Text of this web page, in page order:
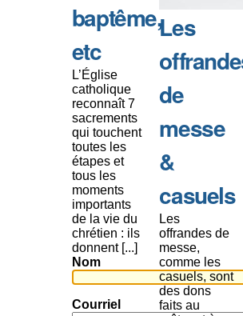
baptême,
etc
L’Église
catholique
reconnaît 7
sacrements
qui touchent
toutes les
étapes et
tous les
moments
importants
de la vie du
chrétien : ils
donnent [...]
Nom
Courriel
Les
de
messe
&
casuels
Les
offrandes de
messe,
comme les
casuels, sont
des dons
faits au